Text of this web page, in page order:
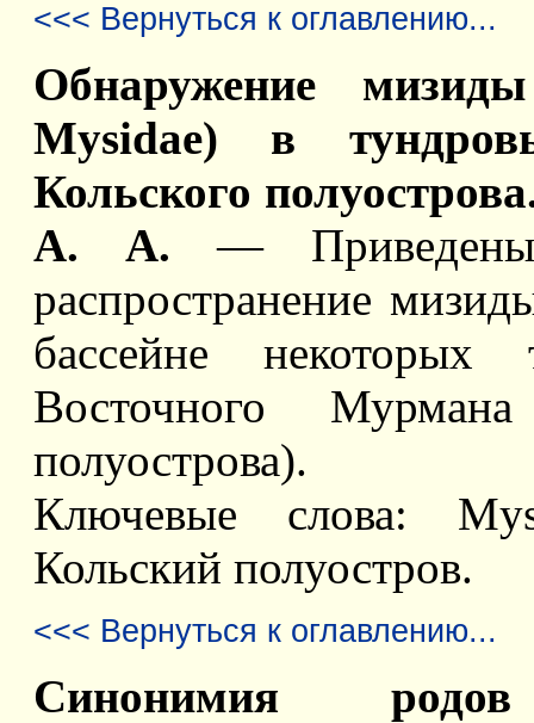
<<< Вернуться к оглавлению...
Обнаружение
Mysidae) в
Кольского
А. А.—
распространение
бассейне
Восточного Мурмана
полуострова).
Ключевые слова:
Кольский полуостров.
<<< Вернуться к оглавлению...
Синонимия